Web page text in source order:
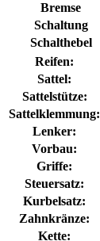
Bremse
Schaltung
Schalthebel
Reifen:
Sattel:
Sattelstütze:
Sattelklemmung:
Lenker:
Vorbau:
Griffe:
Steuersatz:
Kurbelsatz:
Zahnkränze:
Kette: